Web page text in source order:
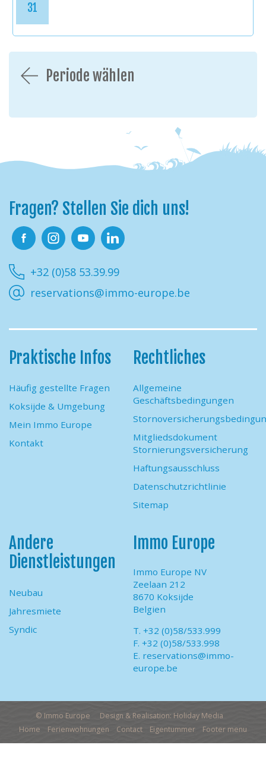
31
Periode wählen
Fragen? Stellen Sie dich uns!
+32 (0)58 53.39.99
reservations@immo-europe.be
Praktische Infos
Häufig gestellte Fragen
Koksijde & Umgebung
Mein Immo Europe
Kontakt
Rechtliches
Allgemeine
Geschäftsbedingungen
Mitgliedsdokument
Stornierungsversicherung
Haftungsausschluss
Datenschutzrichtlinie
Sitemap
Andere
Dienstleistungen
Neubau
Jahresmiete
Syndic
Immo Europe
Immo Europe NV
Zeelaan 212
8670 Koksijde
Belgien
T. +32 (0)58/533.999
F. +32 (0)58/533.998
E. reservations@immo-
europe.be
© Immo Europe
Design & Realisation: Holiday Media
Home
Ferienwohnungen Contact Eigentummer Footer menu